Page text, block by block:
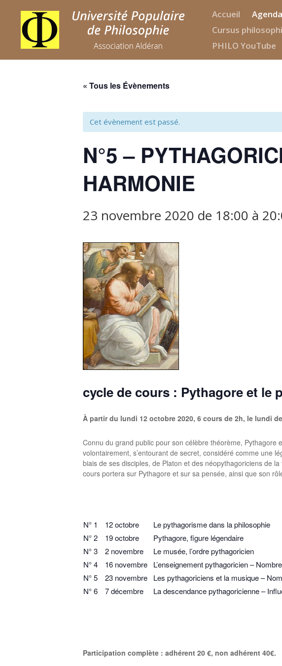
Accueil Agenda
Cursus
PHILO YouTube
« Tous les Évènements
Cet évènement est passé.
N°5 –
HARMONIE
23 novembre 2020 de 18:00 à
cycle de cours : Pythagore et le
À partir du lundi 12 octobre 2020, 6 cours de 2h, le lundi
Connu du grand public pour son célèbre théorème, Pythagore
volontairement, s’entourant de secret, considéré comme une
biais de ses disciples, de Platon et des néopythagoriciens de
cours portera sur Pythagore et sur sa pensée, ainsi que son
N° 1 12 octobre
Le pythagorisme dans la philosophie
N° 2
19 octobre
Pythagore, figure légendaire
N° 3
2 novembre
Le musée, l’ordre pythagoricien
N° 4
16 novembre
L’enseignement pythagoricien –
N° 5
23 novembre
Les pythagoriciens et la musique –
N° 6
7 décembre La descendance pythagoricienne –
Participation complète : adhérent 20 €, non adhérent 40€.